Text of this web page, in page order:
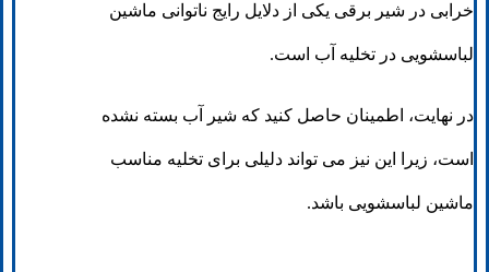
خرابی در شیر برقی یکی از دلایل رایج ناتوانی ماشین
لباسشویی در تخلیه آب است.
در نهایت، اطمینان حاصل کنید که شیر آب بسته نشده
است، زیرا این نیز می تواند دلیلی برای تخلیه مناسب
ماشین لباسشویی باشد.